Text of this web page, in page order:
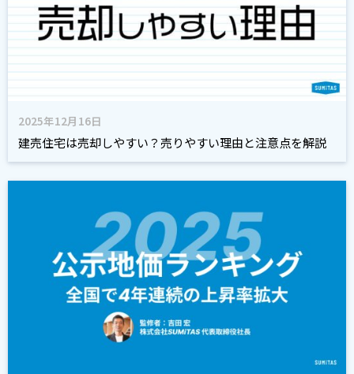
2025年12月16日
建売住宅は売却しやすい？売りやすい理由と注意点を解説